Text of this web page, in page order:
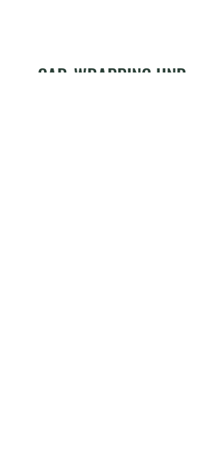
CAR-WRAPPING UND